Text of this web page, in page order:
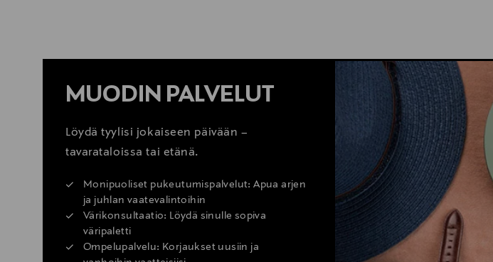
MUODIN PALVELUT
Löydä tyylisi jokaiseen päivään –
tavarataloissa tai etänä.
Monipuoliset pukeutumispalvelut: Apua arjen
ja juhlan vaatevalintoihin
Värikonsultaatio: Löydä sinulle sopiva
väripaletti
Ompelupalvelu: Korjaukset uusiin ja